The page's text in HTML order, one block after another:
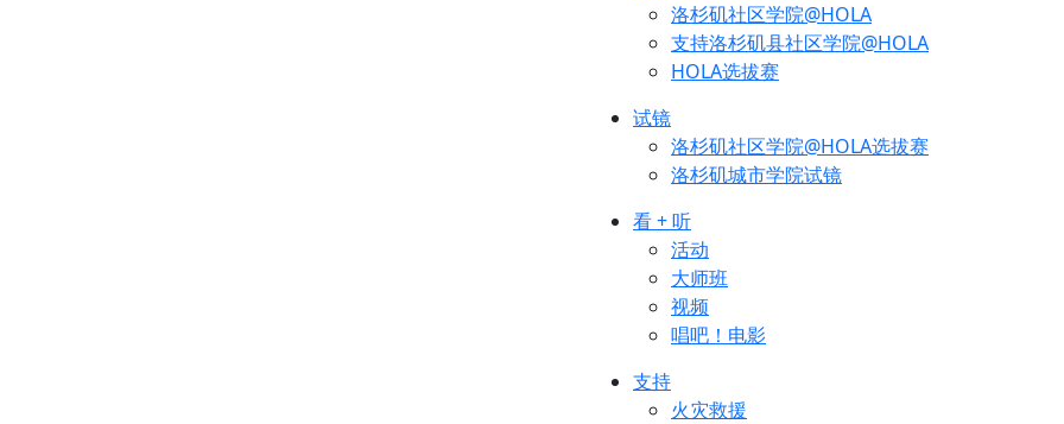
洛杉矶社区学院@HOLA
支持洛杉矶县社区学院@HOLA
HOLA选拔赛
试镜
洛杉矶社区学院@HOLA选拔赛
洛杉矶城市学院试镜
看 + 听
活动
大师班
视频
唱吧！电影
支持
火灾救援